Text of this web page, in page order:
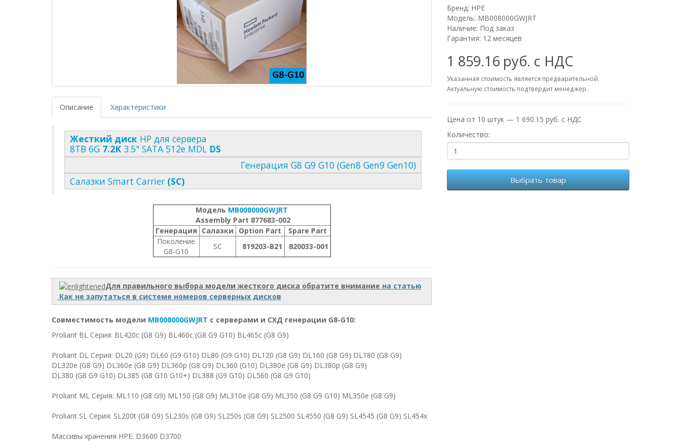
Описание Характеристики
Жесткий диск HP для сервера
8TB 6G 7.2K 3.5" SATA 512e MDL DS
Генерация G8 G9 G10 (Gen8 Gen9 Gen10)
Салазки Smart Carrier (SC)
Модель MB008000GWJRT
Assembly Part 877683-002
Генерация Салазки Option Part
Spare Part
Поколение
G8-G10
SC 819203-B21 820033-001
Для правильного выбора модели жесткого диска обратите внимание на статью
Как не запутаться в системе номеров серверных дисков
Совместимость модели MB008000GWJRT с серверами и СХД генерации G8-G10:
Proliant BL Серия: BL420c (G8 G9) BL460c (G8 G9 G10) BL465c (G8 G9)
Proliant DL Серия: DL20 (G9) DL60 (G9 G10) DL80 (G9 G10) DL120 (G8 G9) DL160 (G8 G9) DL180 (G8 G9)
DL320e (G8 G9) DL360e (G8 G9) DL360p (G8 G9) DL360 (G10) DL380e (G8 G9) DL380p (G8 G9)
DL380 (G8 G9 G10) DL385 (G8 G10 G10+) DL388 (G9 G10) DL560 (G8 G9 G10)
Proliant ML Серия: ML110 (G8 G9) ML150 (G8 G9) ML310e (G8 G9) ML350 (G8 G9 G10) ML350e (G8 G9)
Proliant SL Серия: SL200t (G8 G9) SL230s (G8 G9) SL250s (G8 G9) SL2500 SL4550 (G8 G9) SL4545 (G8 G9) SL454x
Массивы хранения HPE: D3600 D3700
Бренд: HPE
Модель: MB008000GWJRT
Наличие: Под заказ
Гарантия: 12 месяцев
1 859.16 руб. с НДС
Указанная стоимость является предварительной.
Актуальную стоимость подтвердит менеджер.
Цена от 10 штук — 1 690.15 руб. с НДС
Количество:
Выбрать товар